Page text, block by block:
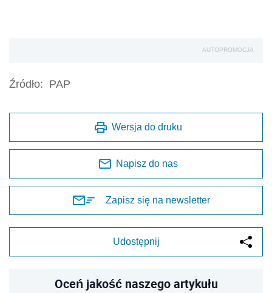
AUTOPROMOCJA
Źródło: PAP
Wersja do druku
Napisz do nas
Zapisz się na newsletter
Udostępnij
Oceń jakość naszego artykułu